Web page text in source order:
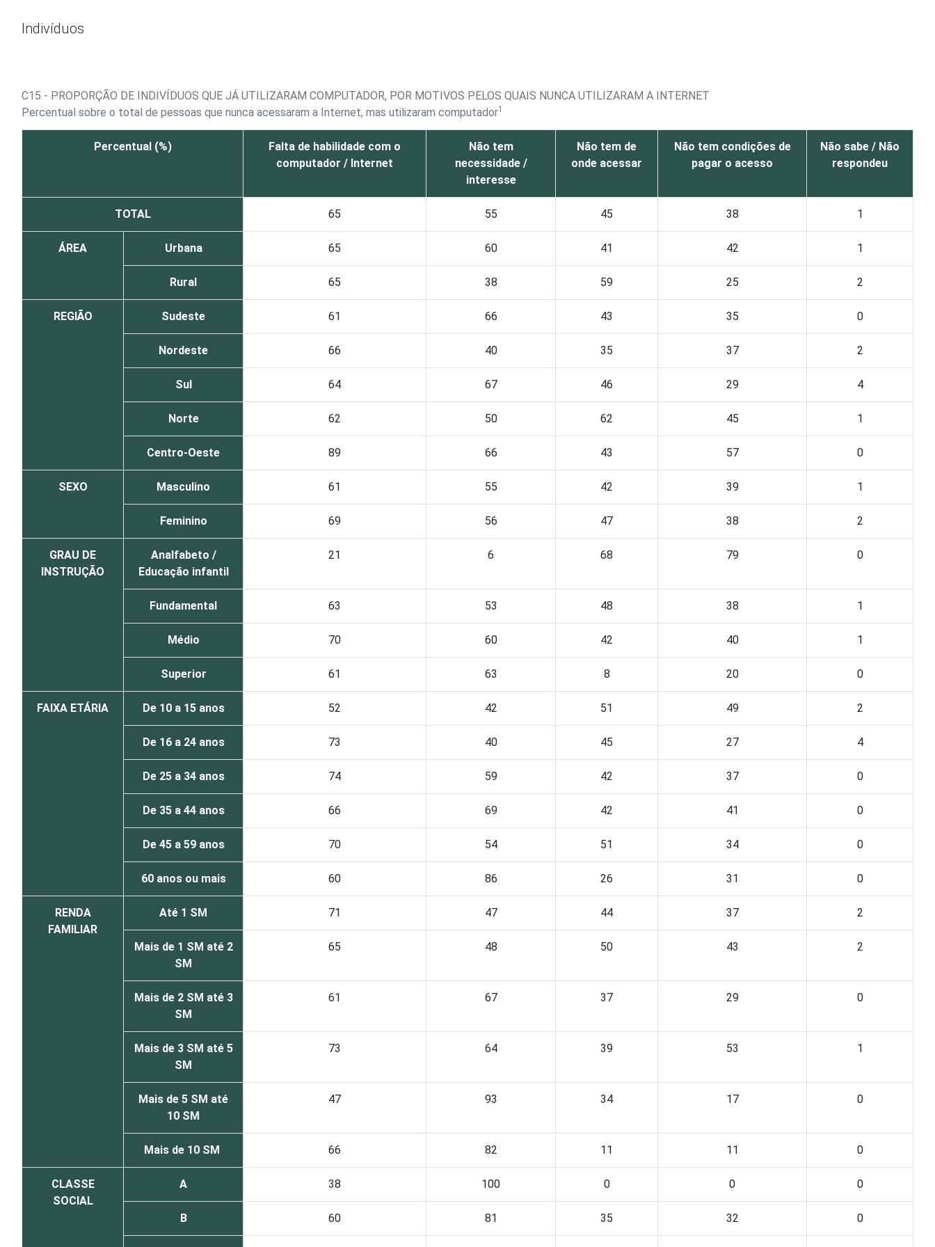
Indivíduos
C15 - PROPORÇÃO DE INDIVÍDUOS QUE JÁ UTILIZARAM COMPUTADOR, POR MOTIVOS PELOS QUAIS NUNCA UTILIZARAM A INTERNET
Percentual sobre o total de pessoas que nunca acessaram a Internet, mas utilizaram computador1
Percentual (%)
Falta de habilidade com o
computador / Internet
Não tem
necessidade /
interesse
Não tem de
onde acessar
Não tem condições de
pagar o acesso
Não sabe / Não
respondeu
TOTAL 65 55 45 38 1
ÁREA Urbana 65 60 41 42 1
Rural 65 38 59 25 2
REGIÃO Sudeste 61 66 43 35 0
Nordeste 66 40 35 37 2
Sul 64 67 46 29 4
Norte 62 50 62 45 1
Centro-Oeste 89 66 43 57 0
SEXO Masculino 61 55 42 39 1
Feminino 69 56 47 38 2
GRAU DE
INSTRUÇÃO
Analfabeto /
Educação infantil
21 6 68 79 0
Fundamental 63 53 48 38 1
Médio 70 60 42 40 1
Superior 61 63 8 20 0
FAIXA ETÁRIA De 10 a 15 anos 52 42 51 49 2
De 16 a 24 anos 73 40 45 27 4
De 25 a 34 anos 74 59 42 37 0
De 35 a 44 anos 66 69 42 41 0
De 45 a 59 anos 70 54 51 34 0
60 anos ou mais 60 86 26 31 0
RENDA
FAMILIAR
Até 1 SM 71 47 44 37 2
Mais de 1 SM até 2
SM
65 48 50 43 2
Mais de 2 SM até 3
SM
61 67 37 29 0
Mais de 3 SM até 5
SM
73 64 39 53 1
Mais de 5 SM até
10 SM
47 93 34 17 0
Mais de 10 SM 66 82 11 11 0
CLASSE
SOCIAL
A 38 100 0 0 0
B 60 81 35 32 0